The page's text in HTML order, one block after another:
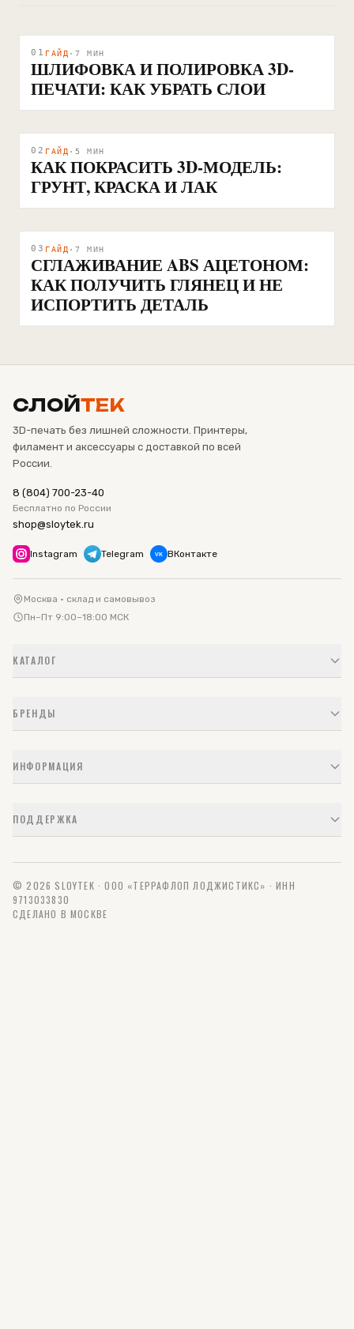
01 ГАЙД · 7 МИН
ШЛИФОВКА И ПОЛИРОВКА 3D-
ПЕЧАТИ: КАК УБРАТЬ СЛОИ
02 ГАЙД · 5 МИН
КАК ПОКРАСИТЬ 3D-МОДЕЛЬ:
ГРУНТ, КРАСКА И ЛАК
03 ГАЙД · 7 МИН
СГЛАЖИВАНИЕ ABS АЦЕТОНОМ:
КАК ПОЛУЧИТЬ ГЛЯНЕЦ И НЕ
ИСПОРТИТЬ ДЕТАЛЬ
СЛОЙТЕК
3D-печать без лишней сложности. Принтеры,
филамент и аксессуары с доставкой по всей
России.
8 (804) 700-23-40
Бесплатно по России
shop@sloytek.ru
Instagram Telegram VK ВКонтакте
Москва · склад и самовывоз
Пн–Пт 9:00–18:00 МСК
КАТАЛОГ
БРЕНДЫ
ИНФОРМАЦИЯ
ПОДДЕРЖКА
© 2026 SLOYTEK · ООО «ТЕРРАФЛОП ЛОДЖИСТИКС» · ИНН
9713033830
СДЕЛАНО В МОСКВЕ